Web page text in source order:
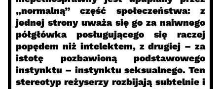
„normalną” część społeczeństwa: z
jednej strony uważa się go za naiwnego
półgłówka posługującego się raczej
popędem niż intelektem, z drugiej – za
istotę pozbawioną podstawowego
instynktu – instynktu seksualnego. Ten
stereotyp reżyserzy rozbijają subtelnie i